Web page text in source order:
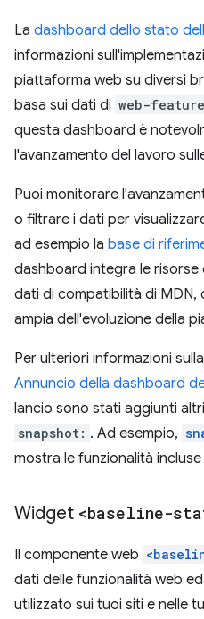
La dashboard dello stato
informazioni
piattaforma web su diversi
basa sui dati di web-
questa dashboard è
l'avanzamento del lavoro
Puoi monitorare
o filtrare i dati per
ad esempio la base di
dashboard integra le risorse
dati di compatibilità di MDN,
ampia dell'evoluzione della
Per ulteriori informazioni
Annuncio della dashboard
lancio sono stati aggiunti
snapshot: . Ad esempio,
mostra le funzionalità incluse
Widget <baseline-
Il componente web
dati delle funzionalità web
utilizzato sui tuoi siti e nelle